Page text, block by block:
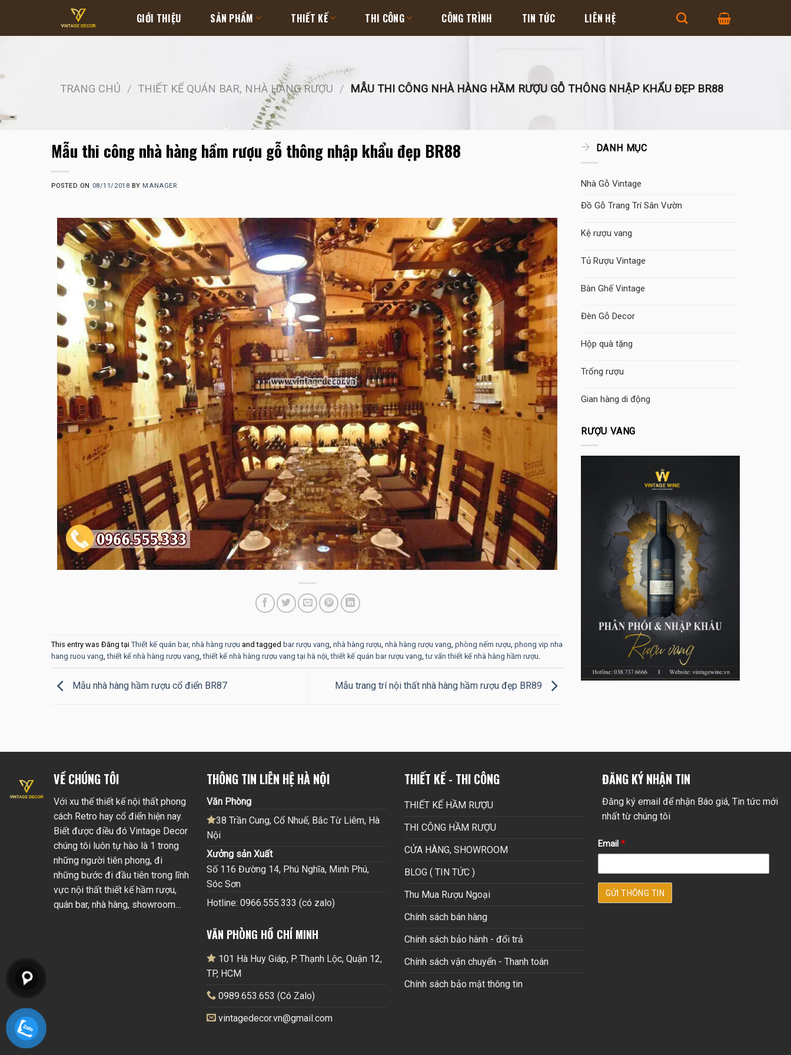
content
GIỚI THIỆU SẢN PHẨM THIẾT KẾ THI CÔNG CÔNG TRÌNH TIN TỨC LIÊN HỆ
TRANG CHỦ / THIẾT KẾ QUÁN BAR, NHÀ HÀNG RƯỢU / MẪU THI CÔNG NHÀ HÀNG HẦM RƯỢU GỖ THÔNG NHẬP KHẨU ĐẸP BR88
Mẫu thi công nhà hàng hầm rượu gỗ thông nhập khẩu đẹp BR88
POSTED ON 08/11/2018 BY MANAGER
This entry was Đăng tại Thiết kế quán bar, nhà hàng rượu and tagged bar rượu vang, nhà hàng rượu, nhà hàng rượu vang, phòng nếm rượu, phong vip nha
hang ruou vang,thiết kế nhà hàng rượu vang,thiết kế nhà hàng rượu vang tại hà nội,thiết kế quán bar rượu vang,tư vấn thiết kế nhà hàng hầm rượu.
Mẫu nhà hàng hầm rượu cổ điển BR87 Mẫu trang trí nội thất nhà hàng hầm rượu đẹp BR89
DANH MỤC
Nhà Gỗ Vintage
Đồ Gỗ Trang Trí Sân Vườn
Kệ rượu vang
Tủ Rượu Vintage
Bàn Ghế Vintage
Đèn Gỗ Decor
Hộp quà tặng
Trống rượu
Gian hàng di động
RƯỢU VANG
VỀ CHÚNG TÔI
Với xu thế thiết kế nội thất phong
cách Retro hay cổ điển hiện nay.
Biết được điều đó Vintage Decor
chúng tôi luôn tự hào là 1 trong
những người tiên phong, đi
những bước đi đầu tiên trong lĩnh
vực nội thất thiết kế hầm rượu,
quán bar, nhà hàng, showroom…
THÔNG TIN LIÊN HỆ HÀ NỘI
Văn Phòng
38 Trần Cung, Cổ Nhuế, Bắc Từ Liêm, Hà
Nội
Xưởng sản Xuất
Số 116 Đường 14, Phú Nghĩa, Minh Phú,
Sóc Sơn
Hotline: 0966.555.333 (có zalo)
VĂN PHÒNG HỒ CHÍ MINH
101 Hà Huy Giáp, P. Thạnh Lộc, Quận 12,
TP, HCM
0989.653.653 (Có Zalo)
vintagedecor.vn@gmail.com
THIẾT KẾ - THI CÔNG
THIẾT KẾ HẦM RƯỢU
THI CÔNG HẦM RƯỢU
CỬA HÀNG, SHOWROOM
BLOG ( TIN TỨC )
Thu Mua Rượu Ngoại
Chính sách bán hàng
Chính sách bảo hành - đổi trả
Chính sách vận chuyển - Thanh toán
Chính sách bảo mật thông tin
ĐĂNG KÝ NHẬN TIN
Đăng ký email để nhận Báo giá, Tin tức mới
nhất từ chúng tôi
Email *